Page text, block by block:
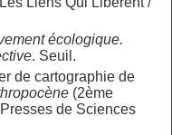
écologique.
. Seuil.
de cartographie de
(2ème
de Sciences